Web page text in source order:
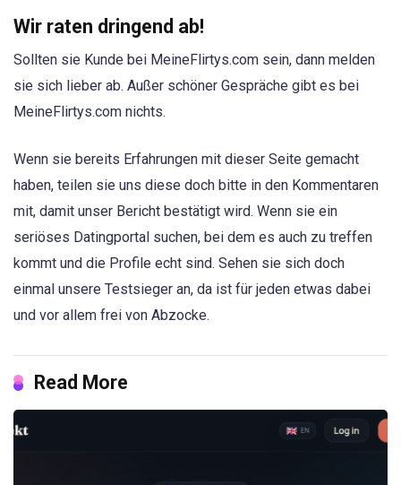
Wir raten dringend ab!
Sollten sie Kunde bei MeineFlirtys.com sein, dann melden
sie sich lieber ab. Außer schöner Gespräche gibt es bei
MeineFlirtys.com nichts.
Wenn sie bereits Erfahrungen mit dieser Seite gemacht
haben, teilen sie uns diese doch bitte in den Kommentaren
mit, damit unser Bericht bestätigt wird. Wenn sie ein
seriöses Datingportal suchen, bei dem es auch zu treffen
kommt und die Profile echt sind. Sehen sie sich doch
einmal unsere Testsieger an, da ist für jeden etwas dabei
und vor allem frei von Abzocke.
Read More